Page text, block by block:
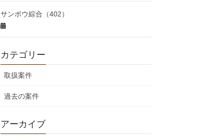
サンポウ綜合（402）
カテゴリー
取扱案件
過去の案件
アーカイブ